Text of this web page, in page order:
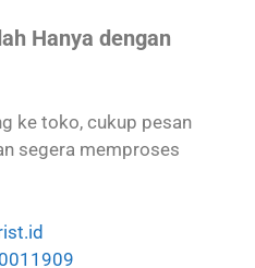
Hanya dengan
ke toko, cukup pesan
segera memproses